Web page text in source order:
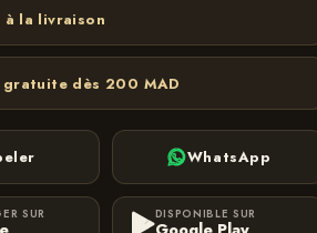
à la livraison
dès 200 MAD
WhatsApp
SUR DISPONIBLE SUR